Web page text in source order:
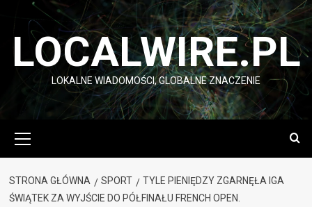
Przejdź
LOCALWIRE.PL
LOKALNE WIADOMOŚCI, GLOBALNE ZNACZENIE
główne
STRONA GŁÓWNA SPORT
TYLE PIENIĘDZY ZGARNĘŁA IGA
ŚWIĄTEK ZA WYJŚCIE DO PÓŁFINAŁU FRENCH OPEN.